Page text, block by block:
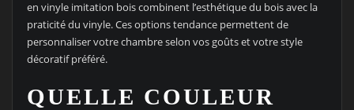
en vinyle imitation bois combinent l’esthétique du bois avec la
praticité du vinyle. Ces options tendance permettent de
personnaliser votre chambre selon vos goûts et votre style
décoratif préféré.
QUELLE COULEUR